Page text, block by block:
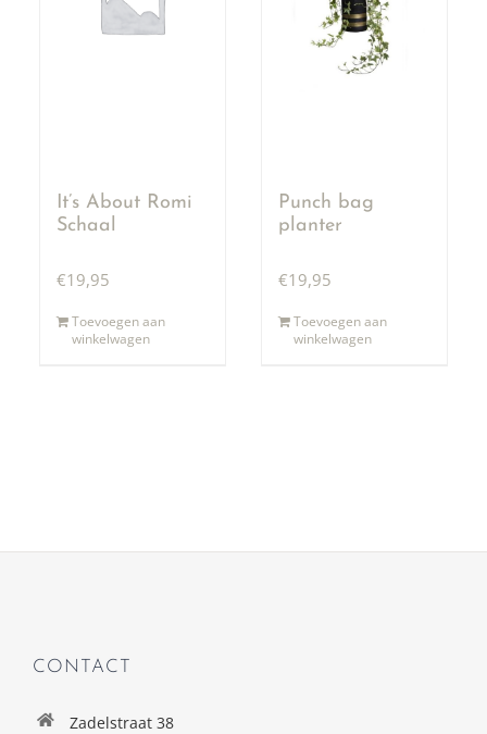
It’s About Romi
Schaal
€19,95
Toevoegen aan
winkelwagen
Punch bag
planter
€19,95
Toevoegen aan
winkelwagen
CONTACT
Zadelstraat 38